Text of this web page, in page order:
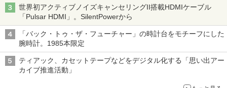
世界初アクティブノイズキャンセリングII搭載HDMIケーブル
「Pulsar HDMI」。SilentPowerから
「バック・トゥ・ザ・フューチャー」の時計台をモチーフにした
腕時計。1985本限定
ティアック、カセットテープなどをデジタル化する「思い出アー
カイブ推進活動」